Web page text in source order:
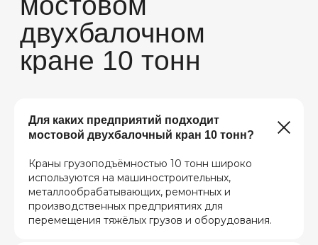
Для каких предприятий подходит
мостовой двухбалочный кран 10 тонн?
Краны грузоподъёмностью 10 тонн широко
используются на машиностроительных,
металлообрабатывающих, ремонтных и
производственных предприятиях для
перемещения тяжёлых грузов и оборудования.